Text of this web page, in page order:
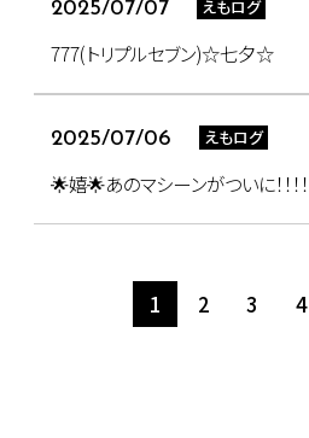
2025/07/07 えもログ
777(トリプルセブン)☆七夕☆
2025/07/06 えもログ
🌟嬉🌟あのマシーンがついに！！！！
1 2 3 4